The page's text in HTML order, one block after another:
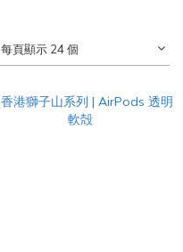
每頁顯示 24 個